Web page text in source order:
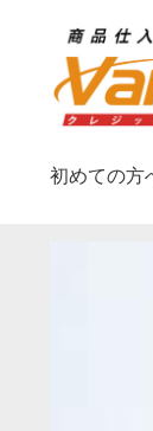
ビ
ゲ
ー
ョ
ン
テ
ン
へ
初めての方